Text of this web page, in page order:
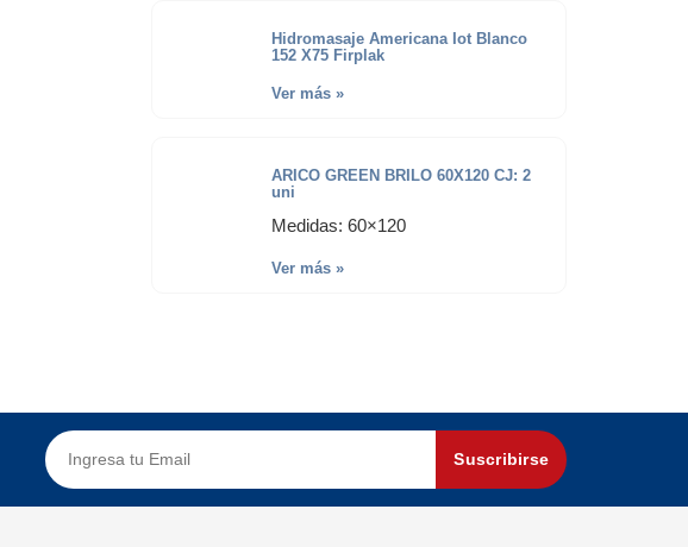
Hidromasaje Americana Iot Blanco
152 X75 Firplak
Ver más »
ARICO GREEN BRILO 60X120 CJ: 2
uni
Medidas: 60×120
Ver más »
Suscribirse